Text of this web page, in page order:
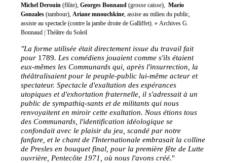
Michel Derouin (flûte),Georges Bonnaud (grosse caisse),Mario
Gonzales (tambour), Ariane mnouchkine , assise au milieu du public,
assiste au spectacle (contre la jambe droite de Galliffet). » Archives G.
Bonnaud | Théâtre du Soleil
"La forme utilisée était directement issue du travail fait
pour 1789. Les comédiens jouaient comme s'ils étaient
eux-mêmes les Communards qui, après l'insurrection, la
théâtralisaient pour le peuple-public lui-même acteur et
spectateur. Spectacle d'exaltation des espérances
utopiques et d'exhortation fraternelle, il s'adressait à un
public de sympathiq-sants et de militants qui nous
renvoyaitent en miroir cette exaltation. Nous étions tous
des Communards, l'identification idéologique se
confondait avec le plaisir du jeu, scandé par notre
fanfare, et le chant de l'Internationale embrasait la colline
de Presles en bouquet final, pour la première fête de Lutte
ouvrière, Pentecôte 1971, où nous l'avons créé."